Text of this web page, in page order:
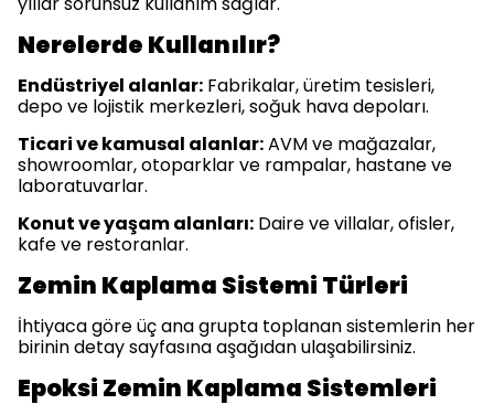
Nerelerde Kullanılır?
Endüstriyel alanlar: Fabrikalar, üretim tesisleri,
depo ve lojistik merkezleri, soğuk hava depoları.
Ticari ve kamusal alanlar:AVM ve mağazalar,
showroomlar, otoparklar ve rampalar, hastane ve
laboratuvarlar.
Konut ve yaşam alanları: Daire ve villalar, ofisler,
kafe ve restoranlar.
Zemin Kaplama Sistemi Türleri
İhtiyaca göre üç ana grupta toplanan sistemlerin her
birinin detay sayfasına aşağıdan ulaşabilirsiniz.
Epoksi Zemin Kaplama Sistemleri